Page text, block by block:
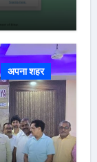
अपना शहर